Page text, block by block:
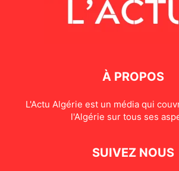
À PROPOS
L'Actu Algérie est un média qui
l'Algérie sur tous ses
SUIVEZ NOUS